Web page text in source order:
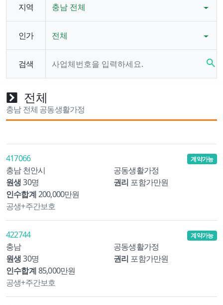
지역 충남 전체
인가 전체
검색 search
전체
충남 전체 공동생활가정
417066
충남 천안시
공동생활가정
원생 30명 권리 포함가만원
인수합계200,000만원
계약가능
공생+주간보호
422744
충남
공동생활가정
원생 30명 권리 포함가만원
인수합계85,000만원
계약가능
공생+주간보호